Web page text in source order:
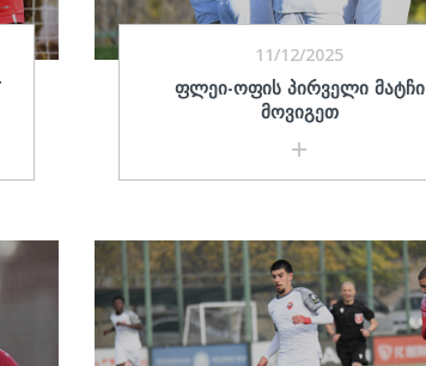
11/12/2025
ᲤᲚᲔᲘ-ᲝᲤᲘᲡ ᲞᲘᲠᲕᲔᲚᲘ ᲛᲐᲢᲩᲘ
ᲛᲝᲕᲘᲒᲔᲗ